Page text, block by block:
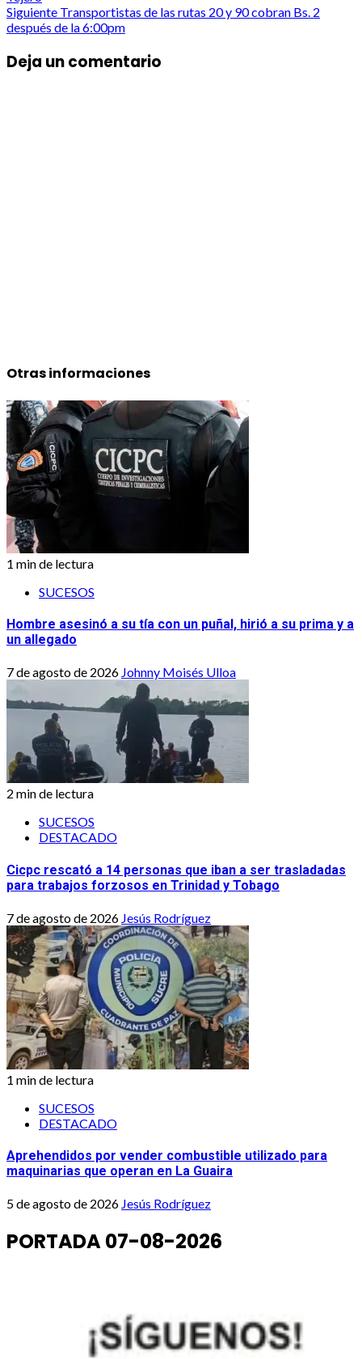
navigation
Siguiente Transportistas de las rutas 20 y 90 cobran Bs. 2
después de la 6:00pm
Deja un comentario
Otras informaciones
1 min de lectura
SUCESOS
Hombre asesinó a su tía con un puñal, hirió a su prima y a
un allegado
7 de agosto de 2026 Johnny Moisés Ulloa
2 min de lectura
SUCESOS
DESTACADO
Cicpc rescató a 14 personas que iban a ser trasladadas
para trabajos forzosos en Trinidad y Tobago
7 de agosto de 2026 Jesús Rodríguez
1 min de lectura
SUCESOS
DESTACADO
Aprehendidos por vender combustible utilizado para
maquinarias que operan en La Guaira
5 de agosto de 2026 Jesús Rodríguez
PORTADA 07-08-2026